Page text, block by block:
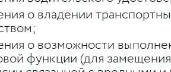
о владении
о возможности
функции (для замещения